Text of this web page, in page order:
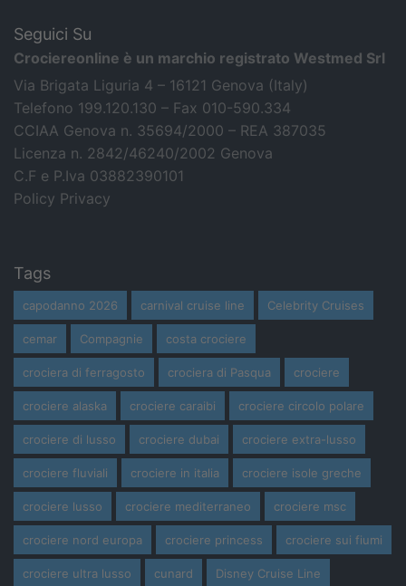
Seguici Su
Crociereonline è un marchio registrato Westmed Srl
Via Brigata Liguria 4 – 16121 Genova (Italy)
Telefono 199.120.130 – Fax 010-590.334
CCIAA Genova n. 35694/2000 – REA 387035
Licenza n. 2842/46240/2002 Genova
C.F e P.Iva 03882390101
Policy Privacy
Tags
capodanno 2026 carnival cruise line Celebrity Cruises
cemar Compagnie costa crociere
crociera di ferragosto crociera di Pasqua crociere
crociere alaska crociere caraibi crociere circolo polare
crociere di lusso crociere dubai crociere extra-lusso
crociere fluviali crociere in italia crociere isole greche
crociere lusso crociere mediterraneo crociere msc
crociere nord europa crociere princess crociere sui fiumi
crociere ultra lusso cunard Disney Cruise Line